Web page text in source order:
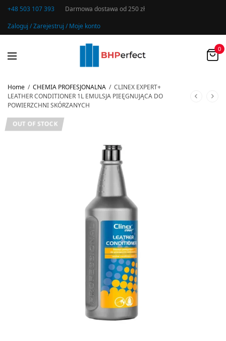
+48 503 107 393 Darmowa dostawa od 250 zł
Zaloguj / Zarejestruj / Moje konto
0
Home / CHEMIA PROFESJONALNA / CLINEX EXPERT+
LEATHER CONDITIONER 1L EMULSJA PIEĘGNUJĄCA DO
POWIERZCHNI SKÓRZANYCH
OUT OF STOCK